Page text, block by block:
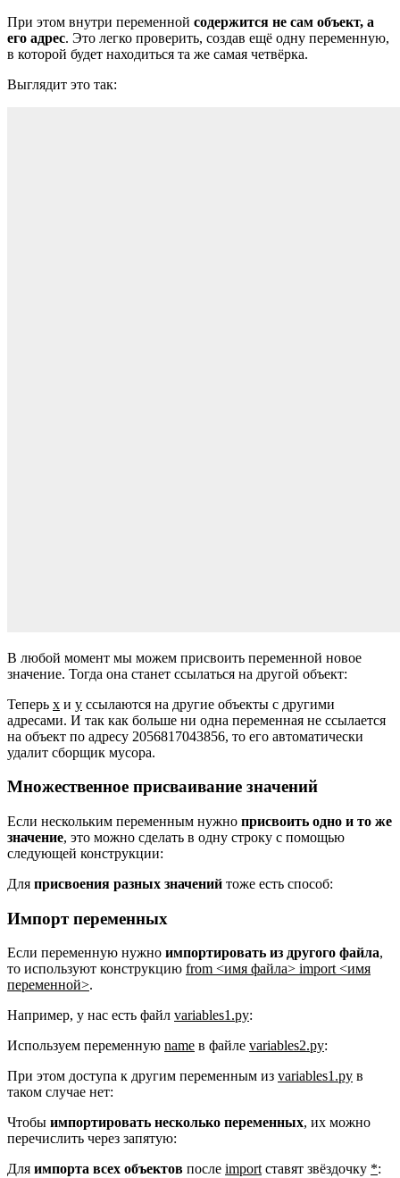
При этом внутри переменной содержится не сам объект, а
его адрес. Это легко проверить, создав ещё одну переменную,
в которой будет находиться та же самая четвёрка.
Выглядит это так:
В любой момент мы можем присвоить переменной новое
значение. Тогда она станет ссылаться на другой объект:
Теперь x и y ссылаются на другие объекты с другими
адресами. И так как больше ни одна переменная не ссылается
на объект по адресу 2056817043856, то его автоматически
удалит сборщик мусора.
Множественное присваивание значений
Если нескольким переменным нужно присвоить одно и то же
значение, это можно сделать в одну строку с помощью
следующей конструкции:
Для присвоения разных значений тоже есть способ:
Импорт переменных
Если переменную нужно импортировать из другого файла,
то используют конструкцию from <имя файла> import <имя
переменной>.
Например, у нас есть файл variables1.py:
Используем переменную name в файле variables2.py:
При этом доступа к другим переменным из variables1.py в
таком случае нет:
Чтобы импортировать несколько переменных, их можно
перечислить через запятую:
Для импорта всех объектов после importставят звёздочку *: